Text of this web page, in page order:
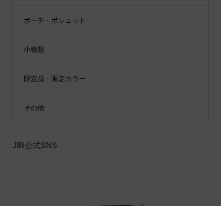
ポーチ・ポシェット
小物類
限定品・限定カラー
その他
JIB公式SNS